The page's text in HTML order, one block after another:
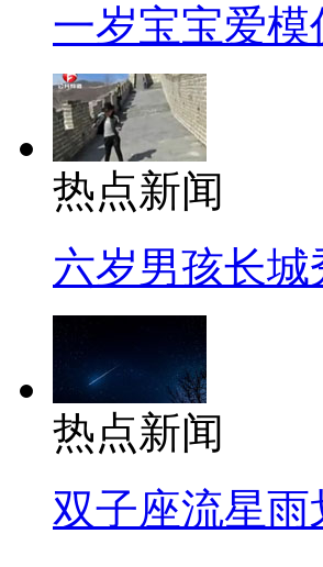
一岁宝宝爱
热点新闻
六岁男孩长
热点新闻
双子座流星雨